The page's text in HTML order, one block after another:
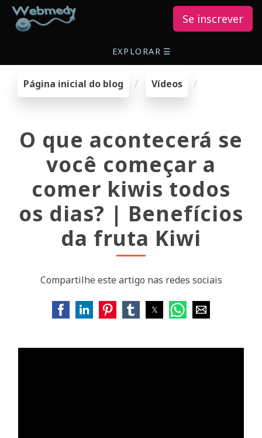
Se inscrever
EXPLORAR ☰
Página inicial do blog Vídeos
O que acontecerá se
você começar a
comer kiwis todos
os dias? | Benefícios
da fruta Kiwi
Compartilhe este artigo nas redes sociais